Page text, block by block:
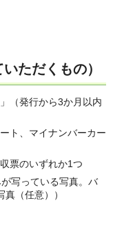
ただくもの）
（発行から3か月以内
ト、マイナンバーカー
票のいずれか1つ
写っている写真。バ
（任意））